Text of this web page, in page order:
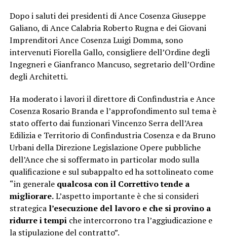
Dopo i saluti dei presidenti di Ance Cosenza Giuseppe
Galiano, di Ance Calabria Roberto Rugna e dei Giovani
Imprenditori Ance Cosenza Luigi Domma, sono
intervenuti Fiorella Gallo, consigliere dell’Ordine degli
Ingegneri e Gianfranco Mancuso, segretario dell’Ordine
degli Architetti.
Ha moderato i lavori il direttore di Confindustria e Ance
Cosenza Rosario Branda e l’approfondimento sul tema è
stato offerto dai funzionari Vincenzo Serra dell’Area
Edilizia e Territorio di Confindustria Cosenza e da Bruno
Urbani della Direzione Legislazione Opere pubbliche
dell’Ance che si soffermato in particolar modo sulla
qualificazione e sul subappalto ed ha sottolineato come
“in generale qualcosa con il Correttivo tende a
migliorare.L’aspetto importante è che si consideri
strategical’esecuzione del lavoro e che si provino a
ridurre i tempiche intercorrono tra l’aggiudicazione e
la stipulazione del contratto”.